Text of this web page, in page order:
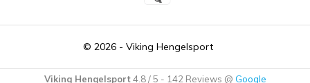
© 2026 - Viking Hengelsport
Viking Hengelsport4.8/5 - 142 Reviews @ Google